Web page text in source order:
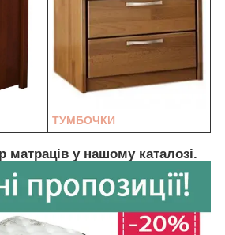
ТУМБОЧКИ
матраців у нашому каталозі.